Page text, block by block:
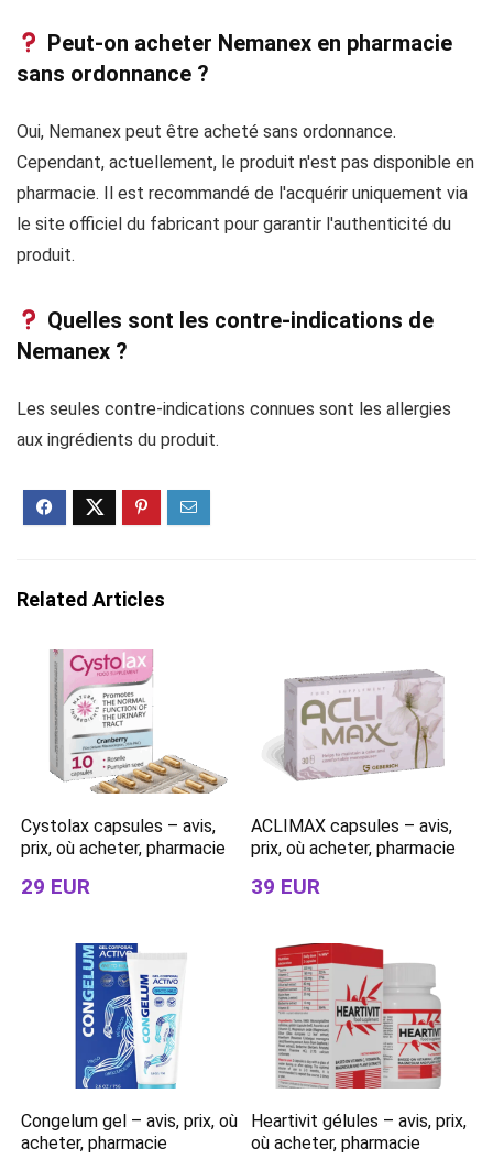
Peut-on acheter Nemanex en pharmacie
sans ordonnance ?
Oui, Nemanex peut être acheté sans ordonnance.
Cependant, actuellement, le produit n'est pas disponible en
pharmacie. Il est recommandé de l'acquérir uniquement via
le site officiel du fabricant pour garantir l'authenticité du
produit.
Quelles sont les contre-indications de
Nemanex ?
Les seules contre-indications connues sont les allergies
aux ingrédients du produit.
Related Articles
Cystolax capsules – avis,
prix, où acheter, pharmacie
29 EUR
ACLIMAX capsules – avis,
prix, où acheter, pharmacie
39 EUR
Congelum gel – avis, prix, où
acheter, pharmacie
Heartivit gélules – avis, prix,
où acheter, pharmacie